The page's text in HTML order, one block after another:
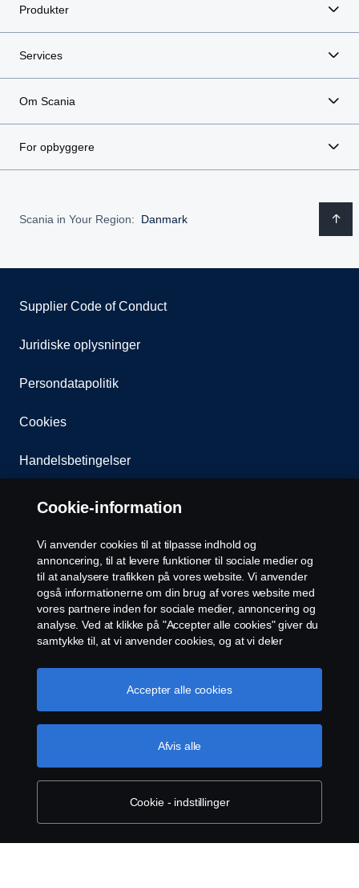
Produkter
Services
Om Scania
For opbyggere
Scania in Your Region: Danmark
Supplier Code of Conduct
Juridiske oplysninger
Persondatapolitik
Cookies
Handelsbetingelser
Kontakt os
Whistleblowing
EU Datalicensaftale
Cookie-indstillinger
© Copyright Scania 2026. All rights reserved.
Scania Danmark A/S, Industribuen 19, 2635 Ishøj,
Danmark. CVR-nummer DK17045210.
Cookie-information
Vi anvender cookies til at tilpasse indhold og
annoncering, til at levere funktioner til sociale medier og
til at analysere trafikken på vores website. Vi anvender
også informationerne om din brug af vores website med
vores partnere inden for sociale medier, annoncering og
analyse. Ved at klikke på "Accepter alle cookies" giver du
samtykke til, at vi anvender cookies, og at vi deler
vi bruger cookies, kan du besøge vores afsnit om
cookies, som du kan finde ved enten at klikke på linket
Cookie - indstillinger
Afvis alle
Accepter alle cookies